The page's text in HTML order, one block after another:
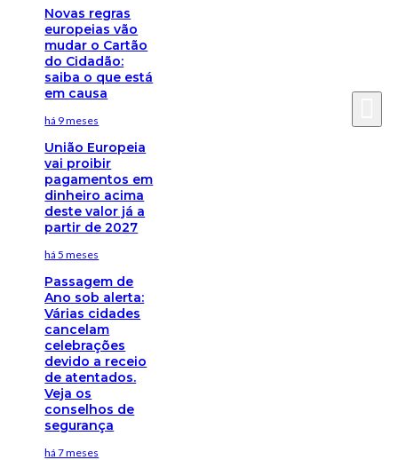
Novas regras
europeias vão
mudar o Cartão
do Cidadão:
saiba o que está
em causa
há 9 meses
União Europeia
vai proibir
pagamentos em
dinheiro acima
deste valor já a
partir de 2027
há 5 meses
Passagem de
Ano sob alerta:
Várias cidades
cancelam
celebrações
devido a receio
de atentados.
Veja os
conselhos de
segurança
há 7 meses